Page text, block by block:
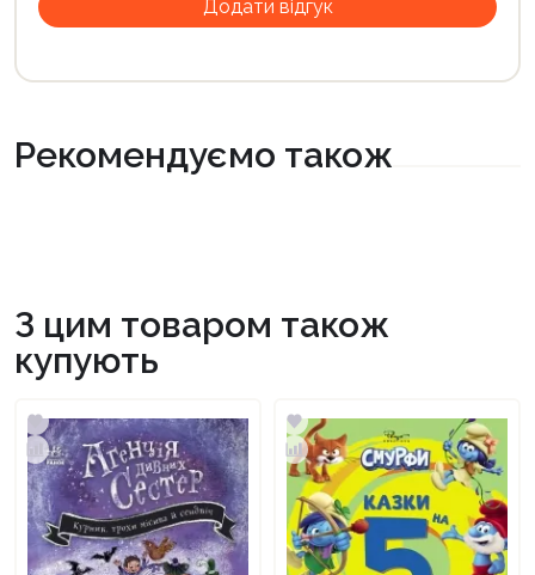
Рекомендуємо також
З цим товаром також
купують